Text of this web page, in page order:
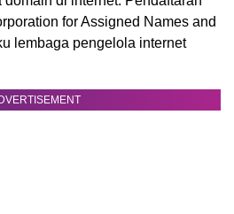
for Assigned Names and
lembaga pengelola internet